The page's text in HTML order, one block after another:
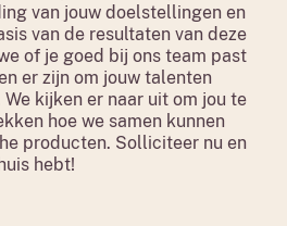
van jouw doelstellingen en
van de resultaten van deze
of je goed bij ons team past
er zijn om jouw talenten
kijken er naar uit om jou te
hoe we samen kunnen
producten. Solliciteer nu en
hebt!